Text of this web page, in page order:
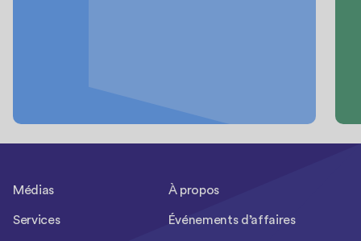
Médias À propos
Services Événements d’affaires